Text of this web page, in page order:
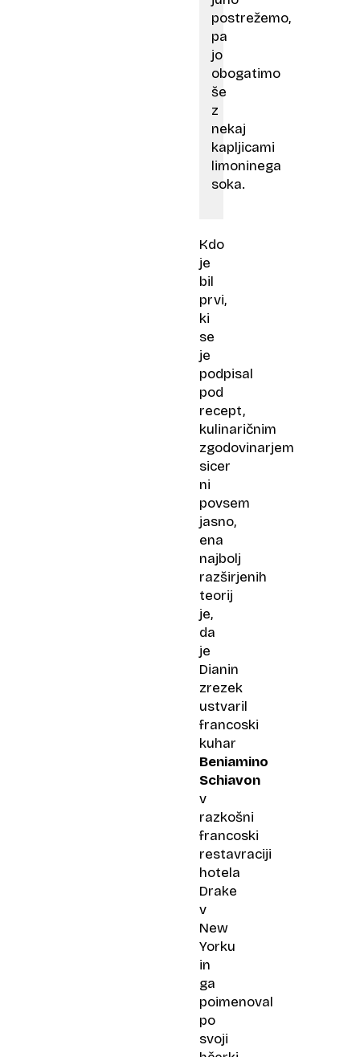
postrežemo,
pa
jo
obogatimo
še
z
nekaj
kapljicami
limoninega
soka.
Kdo
je
bil
prvi,
ki
se
je
podpisal
pod
recept,
kulinaričnim
zgodovinarjem
sicer
ni
povsem
jasno,
ena
najbolj
razširjenih
teorij
je,
da
je
Dianin
zrezek
ustvaril
francoski
kuhar
Beniamino
Schiavon
v
razkošni
francoski
restavraciji
hotela
Drake
v
New
Yorku
in
ga
poimenoval
po
svoji